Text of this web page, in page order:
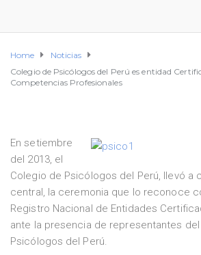
Home
Noticias
Colegio de Psicólogos del Perú es entidad
Competencias Profesionales
En setiembre
del 2013, el
Colegio de Psicólogos del Perú, llevó a
central, la ceremonia que lo reconoce
Registro Nacional de Entidades
ante la presencia de representantes
Psicólogos del Perú.